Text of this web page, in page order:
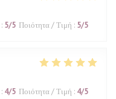
: 5/5 Ποιότητα / Τιμή : 5/5
: 4/5 Ποιότητα / Τιμή : 4/5